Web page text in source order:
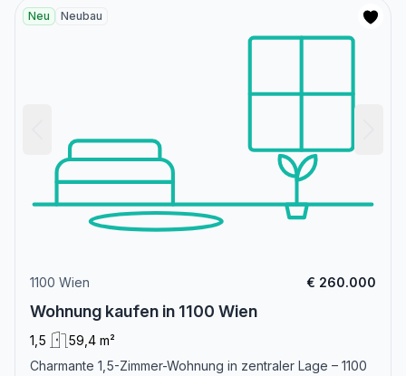
Neu Neubau
1100 Wien € 260.000
Wohnung kaufen in 1100 Wien
1,5
59,4 m²
Charmante 1,5-Zimmer-Wohnung in zentraler Lage – 1100